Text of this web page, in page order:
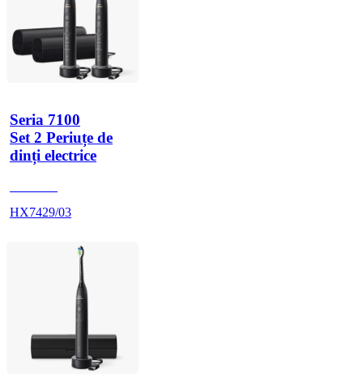
Seria 7100
Set 2 Periuțe de
dinți electrice
HX7429/03